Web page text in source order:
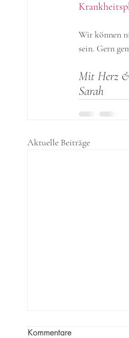
Wir können
sein. Gern
Mit Herz
Sarah
Aktuelle Beiträge
Kommentare